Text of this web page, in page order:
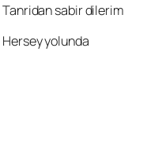
Tanridan sabir dilerim
Hersey yolunda